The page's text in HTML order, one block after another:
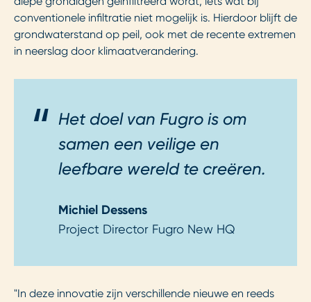
conventionele infiltratie niet mogelijk is. Hierdoor blijft de
grondwaterstand op peil, ook met de recente extremen
in neerslag door klimaatverandering.
Het doel van Fugro is om
samen een veilige en
leefbare wereld te creëren.
Michiel Dessens
Project Director Fugro New HQ
"In deze innovatie zijn verschillende nieuwe en reeds